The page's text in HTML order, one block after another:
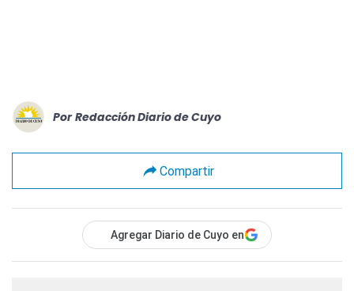
Por Redacción Diario de Cuyo
Compartir
Agregar Diario de Cuyo en